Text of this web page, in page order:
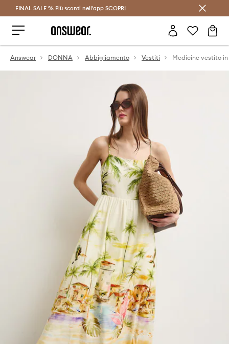
Risparmia con Answear Club >
FINAL SALE % Più sconti nell'app SCOPRI
Answear DONNA Abbigliamento Vestiti Medicine vestito